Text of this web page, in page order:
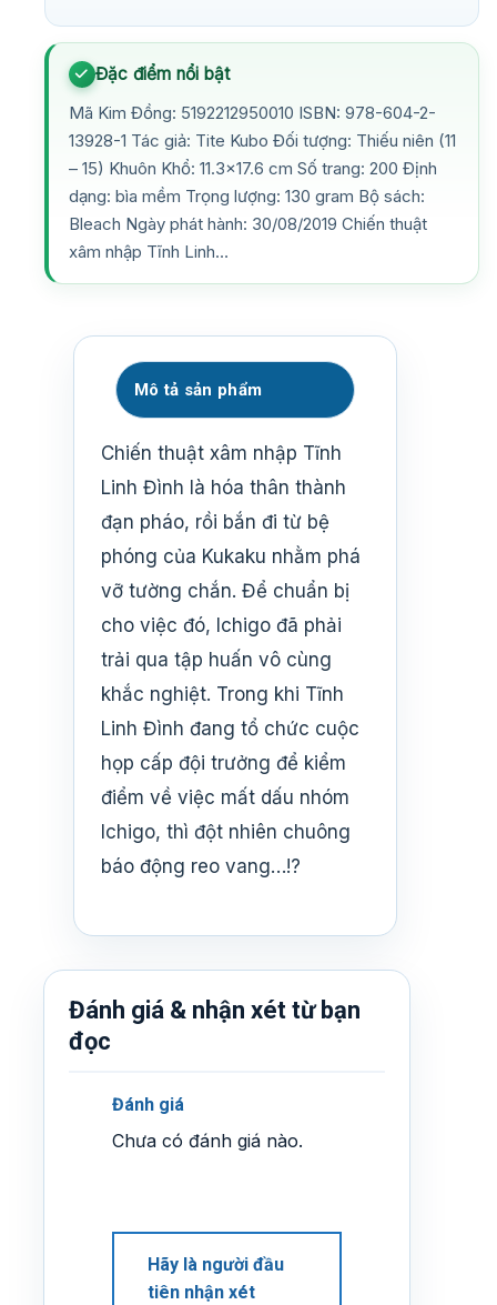
Đặc điểm nổi bật
Mã Kim Đồng: 5192212950010 ISBN: 978-604-2-
13928-1 Tác giả: Tite Kubo Đối tượng: Thiếu niên (11
– 15) Khuôn Khổ: 11.3×17.6 cm Số trang: 200 Định
dạng: bìa mềm Trọng lượng: 130 gram Bộ sách:
Bleach Ngày phát hành: 30/08/2019 Chiến thuật
xâm nhập Tĩnh Linh…
Mô tả sản phẩm
Chiến thuật xâm nhập Tĩnh
Linh Đình là hóa thân thành
đạn pháo, rồi bắn đi từ bệ
phóng của Kukaku nhằm phá
vỡ tường chắn. Để chuẩn bị
cho việc đó, Ichigo đã phải
trải qua tập huấn vô cùng
khắc nghiệt. Trong khi Tĩnh
Linh Đình đang tổ chức cuộc
họp cấp đội trưởng để kiểm
điểm về việc mất dấu nhóm
Ichigo, thì đột nhiên chuông
báo động reo vang…!?
Đánh giá & nhận xét từ bạn
đọc
Đánh giá
Chưa có đánh giá nào.
Hãy là người đầu
tiên nhận xét